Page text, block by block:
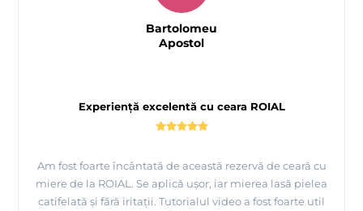
Experiență excelentă cu ceara ROIAL
Am fost foarte încântată de această rezervă de ceară cu
miere de la ROIAL. Se aplică ușor, iar mierea lasă pielea
catifelată și fără iritații. Tutorialul video a fost foarte util
Bartolomeu
Apostol